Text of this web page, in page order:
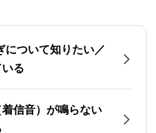
について知りたい／
る
信音）が鳴らない